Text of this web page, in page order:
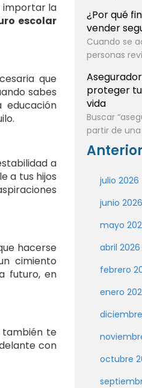
importar la
escolar
que
sabes
a
a tus hijos
hacerse
cimiento
futuro, en
también te
con
¿Por qué
vender
Cuando se
personas
proteger
vida
Buscar
partir de
julio 2026
junio 2026
mayo
abril 2026
febrero
enero
octubre